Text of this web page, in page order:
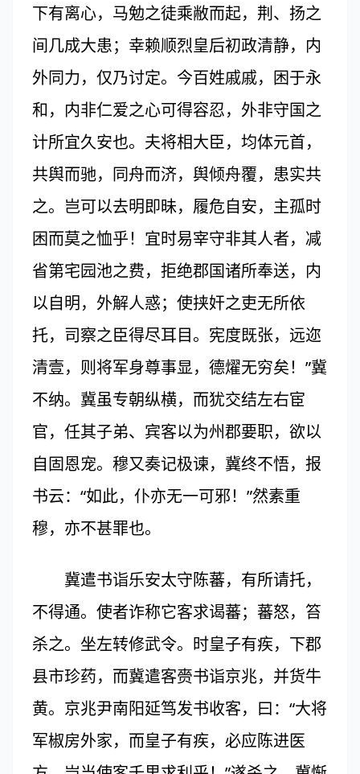
下有离心，马勉之徒乘敝而起，荆、扬之
间几成大患；幸赖顺烈皇后初政清静，内
外同力，仅乃讨定。今百姓戚戚，困于永
和，内非仁爱之心可得容忍，外非守国之
计所宜久安也。夫将相大臣，均体元首，
共舆而驰，同舟而济，舆倾舟覆，患实共
之。岂可以去明即昧，履危自安，主孤时
困而莫之恤乎！宜时易宰守非其人者，减
省第宅园池之费，拒绝郡国诸所奉送，内
以自明，外解人惑；使挟奸之吏无所依
托，司察之臣得尽耳目。宪度既张，远迩
清壹，则将军身尊事显，德燿无穷矣！”冀
不纳。冀虽专朝纵横，而犹交结左右宦
官，任其子弟、宾客以为州郡要职，欲以
自固恩宠。穆又奏记极谏，冀终不悟，报
书云：“如此，仆亦无一可邪！”然素重
穆，亦不甚罪也。
冀遣书诣乐安太守陈蕃，有所请托，
不得通。使者诈称它客求谒蕃；蕃怒，笞
杀之。坐左转修武令。时皇子有疾，下郡
县市珍药，而冀遣客赍书诣京兆，并货牛
黄。京兆尹南阳延笃发书收客，曰：“大将
军椒房外家，而皇子有疾，必应陈进医